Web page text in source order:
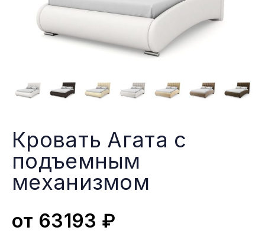
Кровать Агата с
подъемным
меxанизмом
от 63193 ₽